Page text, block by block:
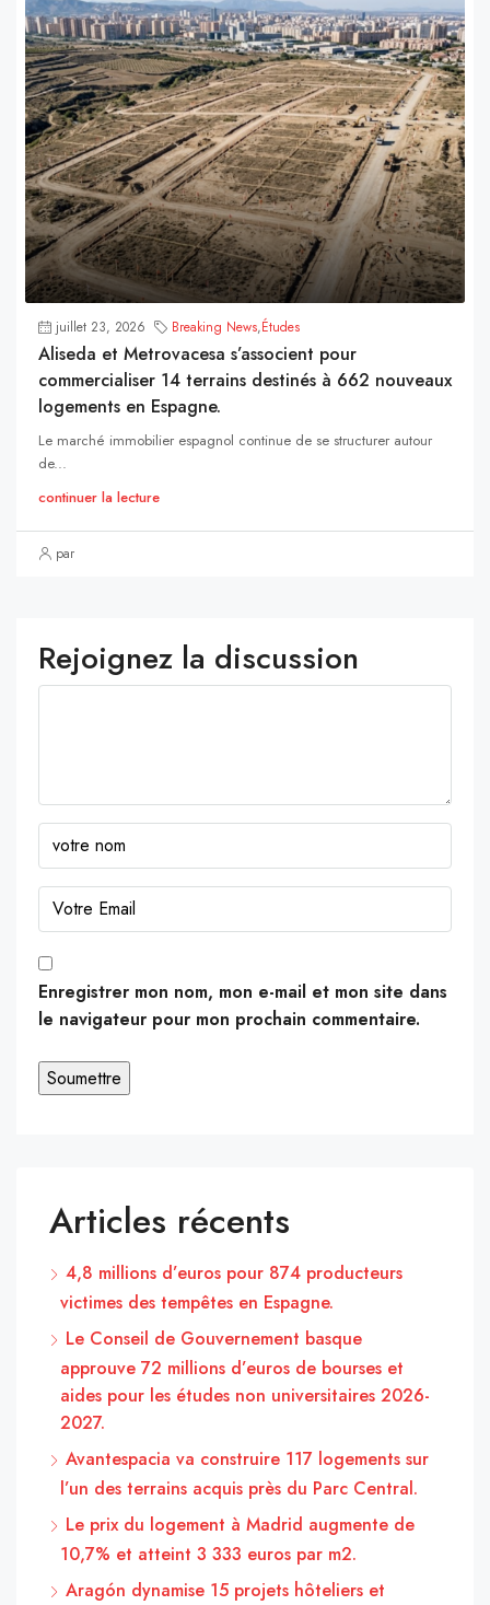
juillet 23, 2026 Breaking News,Études
Aliseda et Metrovacesa s’associent pour
commercialiser 14 terrains destinés à 662 nouveaux
logements en Espagne.
Le marché immobilier espagnol continue de se structurer autour
de...
continuer la lecture
par
Rejoignez la discussion
Enregistrer mon nom, mon e-mail et mon site dans
le navigateur pour mon prochain commentaire.
Articles récents
4,8 millions d’euros pour 874 producteurs
victimes des tempêtes en Espagne.
Le Conseil de Gouvernement basque
approuve 72 millions d’euros de bourses et
aides pour les études non universitaires 2026-
2027.
Avantespacia va construire 117 logements sur
l’un des terrains acquis près du Parc Central.
Le prix du logement à Madrid augmente de
10,7% et atteint 3 333 euros par m2.
Aragón dynamise 15 projets hôteliers et